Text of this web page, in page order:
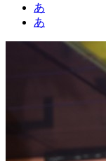
あ
あ